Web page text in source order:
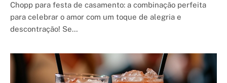
Chopp para festa de casamento: a combinação perfeita
para celebrar o amor com um toque de alegria e
descontração! Se…